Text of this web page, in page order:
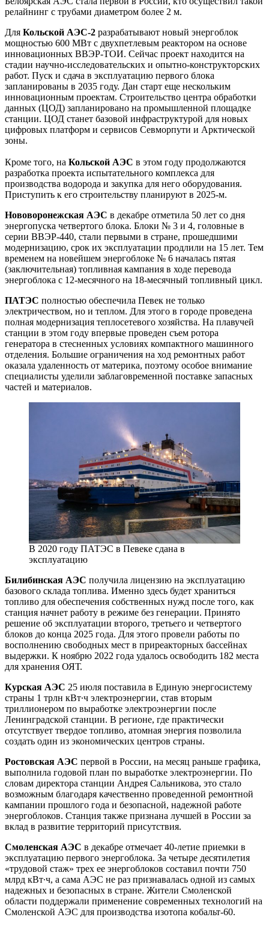
релайнинг с трубами диаметром более 2 м.
Для Кольской АЭС-2 разрабатывают новый энергоблок
мощностью 600 МВт с двухпетлевым реактором на основе
инновационных ВВЭР-ТОИ. Сейчас проект находится на
стадии научно-исследовательских и опытно-конструкторских
работ. Пуск и сдача в эксплуатацию первого блока
запланированы в 2035 году. Дан старт еще нескольким
инновационным проектам. Строительство центра обработки
данных (ЦОД) запланировано на промышленной площадке
станции. ЦОД станет базовой инфраструктурой для новых
цифровых платформ и сервисов Севморпути и Арктической
зоны.
Кроме того, на Кольской АЭС в этом году продолжаются
разработка проекта испытательного комплекса для
производства водорода и закупка для него оборудования.
Приступить к его строительству планируют в 2025-м.
Нововоронежская АЭС в декабре отметила 50 лет со дня
энергопуска четвертого блока. Блоки № 3 и 4, головные в
серии ВВЭР-440, стали первыми в стране, прошедшими
модернизацию, срок их эксплуатации продлили на 15 лет. Тем
временем на новейшем энергоблоке № 6 началась пятая
(заключительная) топливная кампания в ходе перевода
энергоблока с 12-месячного на 18-месячный топливный цикл.
ПАТЭС полностью обеспечила Певек не только
электричеством, но и теплом. Для этого в городе проведена
полная модернизация теплосетевого хозяйства. На плавучей
станции в этом году впервые проведен съем ротора
генератора в стесненных условиях компактного машинного
отделения. Большие ограничения на ход ремонтных работ
оказала удаленность от материка, поэтому особое внимание
специалисты уделили заблаговременной поставке запасных
частей и материалов.
В 2020 году ПАТЭС в Певеке сдана в
эксплуатацию
Билибинская АЭС получила лицензию на эксплуатацию
базового склада топлива. Именно здесь будет храниться
топливо для обеспечения собственных нужд после того, как
станция начнет работу в режиме без генерации. Принято
решение об эксплуатации второго, третьего и четвертого
блоков до конца 2025 года. Для этого провели работы по
восполнению свободных мест в приреакторных бассейнах
выдержки. К ноябрю 2022 года удалось освободить 182 места
для хранения ОЯТ.
Курская АЭС 25 июля поставила в Единую энергосистему
страны 1 трлн кВт∙ч электроэнергии, став вторым
триллионером по выработке электроэнергии после
Ленинградской станции. В регионе, где практически
отсутствует твердое топливо, атомная энергия позволила
создать один из экономических центров страны.
Ростовская АЭС первой в России, на месяц раньше графика,
выполнила годовой план по выработке электроэнергии. По
словам директора станции Андрея Сальникова, это стало
возможным благодаря качественно проведенной ремонтной
кампании прошлого года и безопасной, надежной работе
энергоблоков. Станция также признана лучшей в России за
вклад в развитие территорий присутствия.
Смоленская АЭС в декабре отмечает 40-летие приемки в
эксплуатацию первого энергоблока. За четыре десятилетия
«трудовой стаж» трех ее энергоблоков составил почти 750
млрд кВт∙ч, а сама АЭС не раз признавалась одной из самых
надежных и безопасных в стране. Жители Смоленской
области поддержали применение современных технологий на
Смоленской АЭС для производства изотопа кобальт-60.